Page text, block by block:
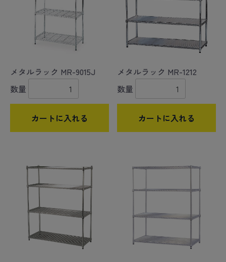
メタルラック MR-9015J
数量
カートに入れる
メタルラック MR-1212
数量
カートに入れる